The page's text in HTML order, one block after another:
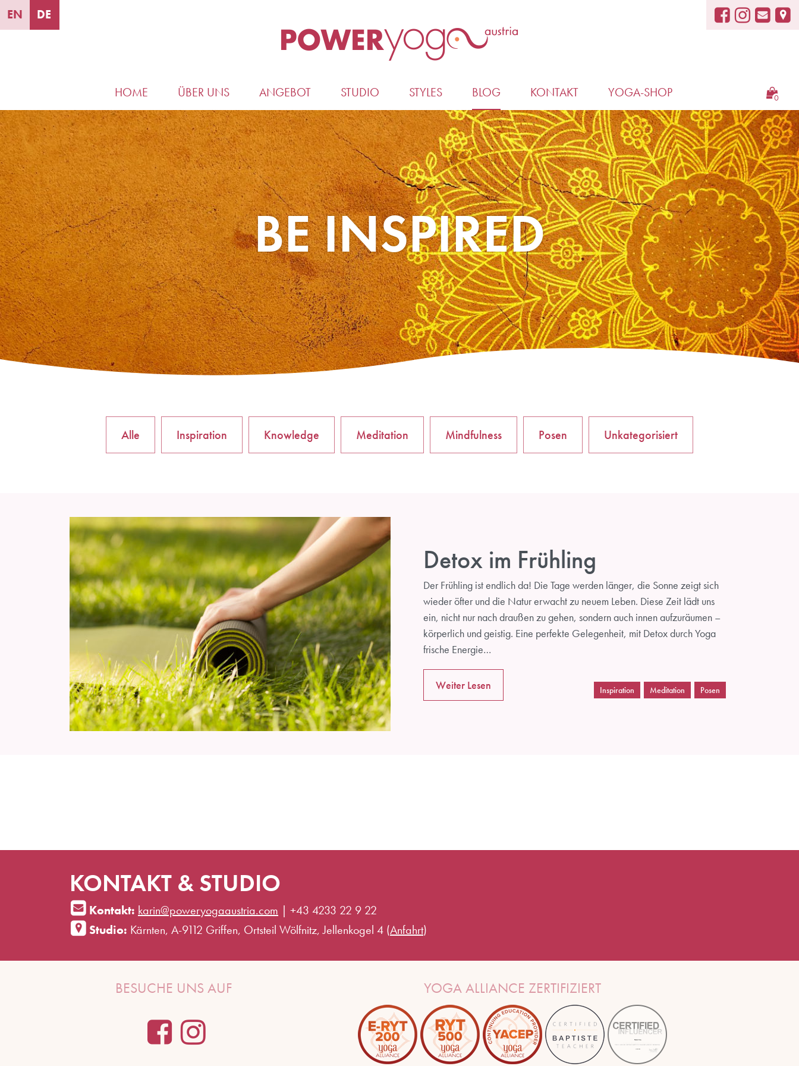
EN DE
HOME ÜBER UNS ANGEBOT STUDIO STYLES BLOG KONTAKT YOGA-SHOP 0
BE INSPIRED
Alle Inspiration Knowledge Meditation Mindfulness Posen Unkategorisiert
Detox im Frühling
Der Frühling ist endlich da! Die Tage werden länger, die Sonne zeigt sich
wieder öfter und die Natur erwacht zu neuem Leben. Diese Zeit lädt uns
ein, nicht nur nach draußen zu gehen, sondern auch innen aufzuräumen –
körperlich und geistig. Eine perfekte Gelegenheit, mit Detox durch Yoga
frische Energie…
Weiter Lesen Inspiration Meditation Posen
KONTAKT & STUDIO
Kontakt: karin@poweryogaaustria.com | +43 4233 22 9 22
Studio: Kärnten, A-9112 Griffen, Ortsteil Wölfnitz, Jellenkogel 4 (Anfahrt)
BESUCHE UNS AUF YOGA ALLIANCE ZERTIFIZIERT
Melde dich für unseren Newsletter an, um interessante
Informationen zu Yoga und Selbstentfaltung zu erhalten
und über Kurse und Workshops informiert zu werden.
Anmelden